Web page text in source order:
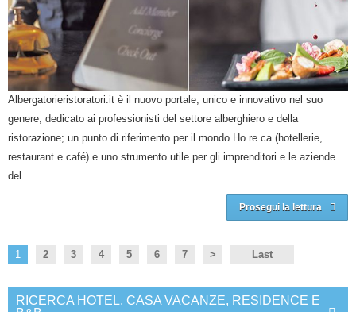
Albergatorieristoratori.it è il nuovo portale, unico e innovativo nel suo
genere, dedicato ai professionisti del settore alberghiero e della
ristorazione; un punto di riferimento per il mondo Ho.re.ca (hotellerie,
restaurant e café) e uno strumento utile per gli imprenditori e le aziende
del ...
Prosegui la lettura
1 2 3 4 5 6 7 > Last
RICERCA HOTEL, CASA VACANZE, RESIDENCE E